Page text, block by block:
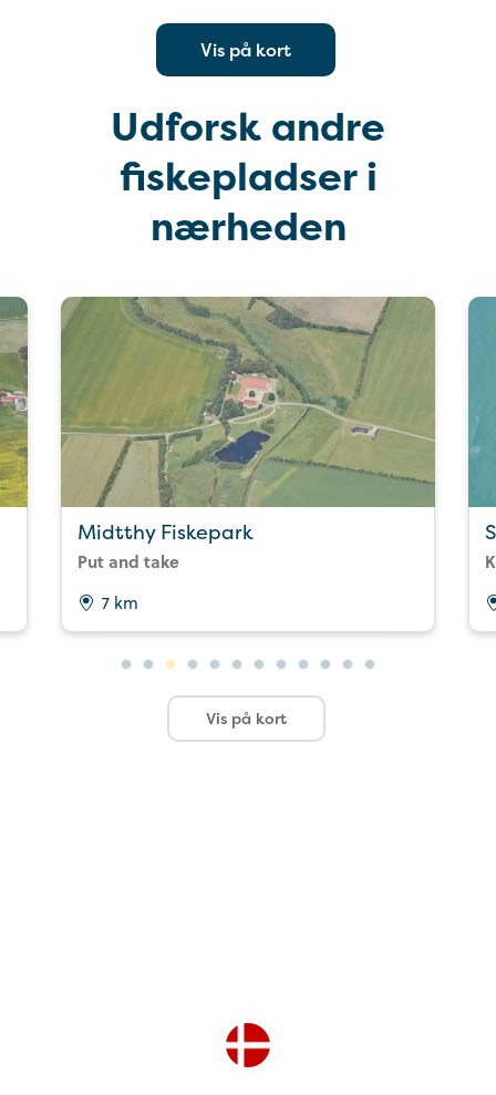
Vis på kort
Udforsk andre
fiskepladser i
nærheden
Midtthy Fiskepark
Put and take
7 km
Vis på kort